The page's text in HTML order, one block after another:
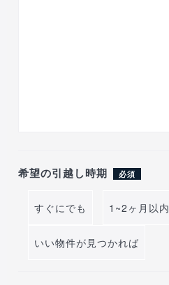
希望の引越し時期 必須
すぐにでも 1~2ヶ月以内
いい物件が見つかれば